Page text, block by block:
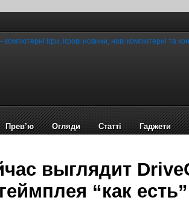
Прев’ю Огляди Статті Гаджети
выглядит
“как есть”